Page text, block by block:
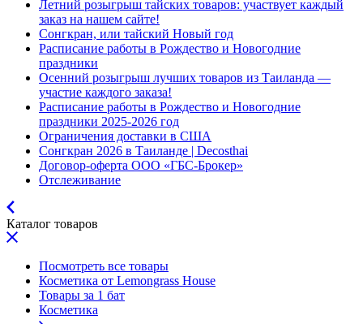
Летний розыгрыш тайских товаров: участвует каждый
заказ на нашем сайте!
Сонгкран, или тайский Новый год
Расписание работы в Рождество и Новогодние
праздники
Осенний розыгрыш лучших товаров из Таиланда —
участие каждого заказа!
Расписание работы в Рождество и Новогодние
праздники 2025-2026 год
Ограничения доставки в США
Сонгкран 2026 в Таиланде | Decosthai
Договор-оферта ООО «ГБС-Брокер»
Отслеживание
Каталог товаров
Посмотреть все товары
Косметика от Lemongrass House
Товары за 1 бат
Косметика